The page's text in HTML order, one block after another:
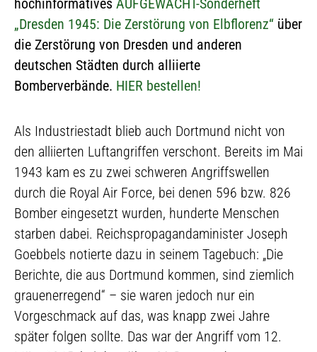
hochinformatives AUFGEWACHT-Sonderheft
„Dresden 1945: Die Zerstörung von Elbflorenz“ über
die Zerstörung von Dresden und anderen
deutschen Städten durch alliierte
Bomberverbände. HIER bestellen!
Als Industriestadt blieb auch Dortmund nicht von
den alliierten Luftangriffen verschont. Bereits im Mai
1943 kam es zu zwei schweren Angriffswellen
durch die Royal Air Force, bei denen 596 bzw. 826
Bomber eingesetzt wurden, hunderte Menschen
starben dabei. Reichspropagandaminister Joseph
Goebbels notierte dazu in seinem Tagebuch: „Die
Berichte, die aus Dortmund kommen, sind ziemlich
grauenerregend“ – sie waren jedoch nur ein
Vorgeschmack auf das, was knapp zwei Jahre
später folgen sollte. Das war der Angriff vom 12.